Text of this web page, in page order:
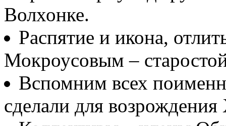
Волхонке.
Распятие и икона,
Мокроусовым –
Вспомним всех
сделали для